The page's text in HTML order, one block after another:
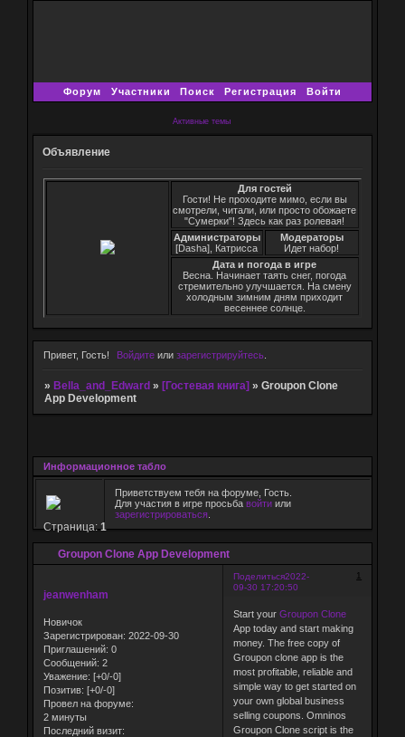
Форум Участники Поиск Регистрация Войти
Активные темы
Объявление
Для гостей
Гости! Не проходите мимо, если вы
смотрели, читали, или просто обожаете
"Сумерки"! Здесь как раз ролевая!
Администраторы
[Dasha], Катрисса
Модераторы
Идет набор!
Дата и погода в игре
Весна. Начинает таять снег, погода
стремительно улучшается. На смену
холодным зимним дням приходит
весеннее солнце.
Привет, Гость! Войдите илизарегистрируйтесь
» Bella_and_Edward » [Гостевая книга] » Groupon Clone
App Development
Информационное табло
Приветствуем тебя на форуме, Гость.
Для участия в игре просьба войтиили
зарегистрироваться.
Groupon Clone App Development
Страница:1
Поделиться 1
2022-
09-30 17:20:50
jeanwenham
Новичок
Зарегистрирован: 2022-09-30
Приглашений: 0
Сообщений: 2
Уважение: [+0/-0]
Позитив: [+0/-0]
Провел на форуме:
2 минуты
Последний визит:
Start your Groupon Clone
App today and start making
money. The free copy of
Groupon clone app is the
most profitable, reliable and
simple way to get started on
your own global business
selling coupons. Omninos
Groupon Clone script is the